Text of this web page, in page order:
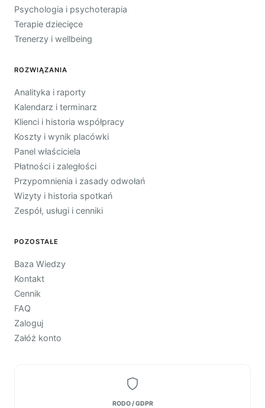
Psychologia i psychoterapia
Terapie dziecięce
Trenerzy i wellbeing
ROZWIĄZANIA
Analityka i raporty
Kalendarz i terminarz
Klienci i historia współpracy
Koszty i wynik placówki
Panel właściciela
Płatności i zaległości
Przypomnienia i zasady odwołań
Wizyty i historia spotkań
Zespół, usługi i cenniki
POZOSTAŁE
Baza Wiedzy
Kontakt
Cennik
FAQ
Zaloguj
Załóż konto
RODO / GDPR